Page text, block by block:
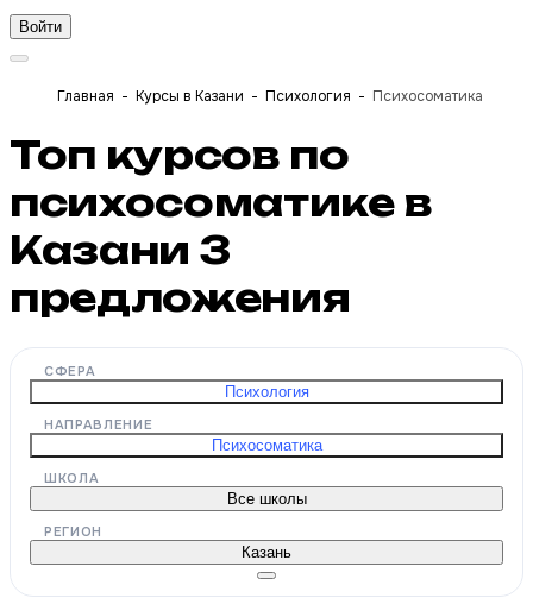
Войти
Главная Курсы в Казани Психология Психосоматика
Топ курсов по
психосоматике в
Казани 3
предложения
СФЕРА
Психология
НАПРАВЛЕНИЕ
Психосоматика
ШКОЛА
Все школы
РЕГИОН
Казань